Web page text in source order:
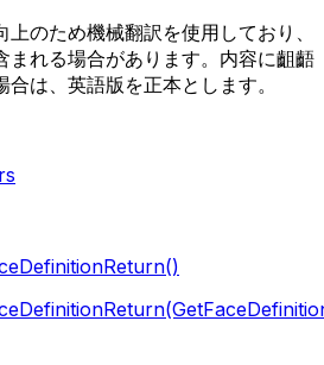
のため機械翻訳を使用しており、
まれる場合があります。内容に齟齬
は、英語版を正本とします。